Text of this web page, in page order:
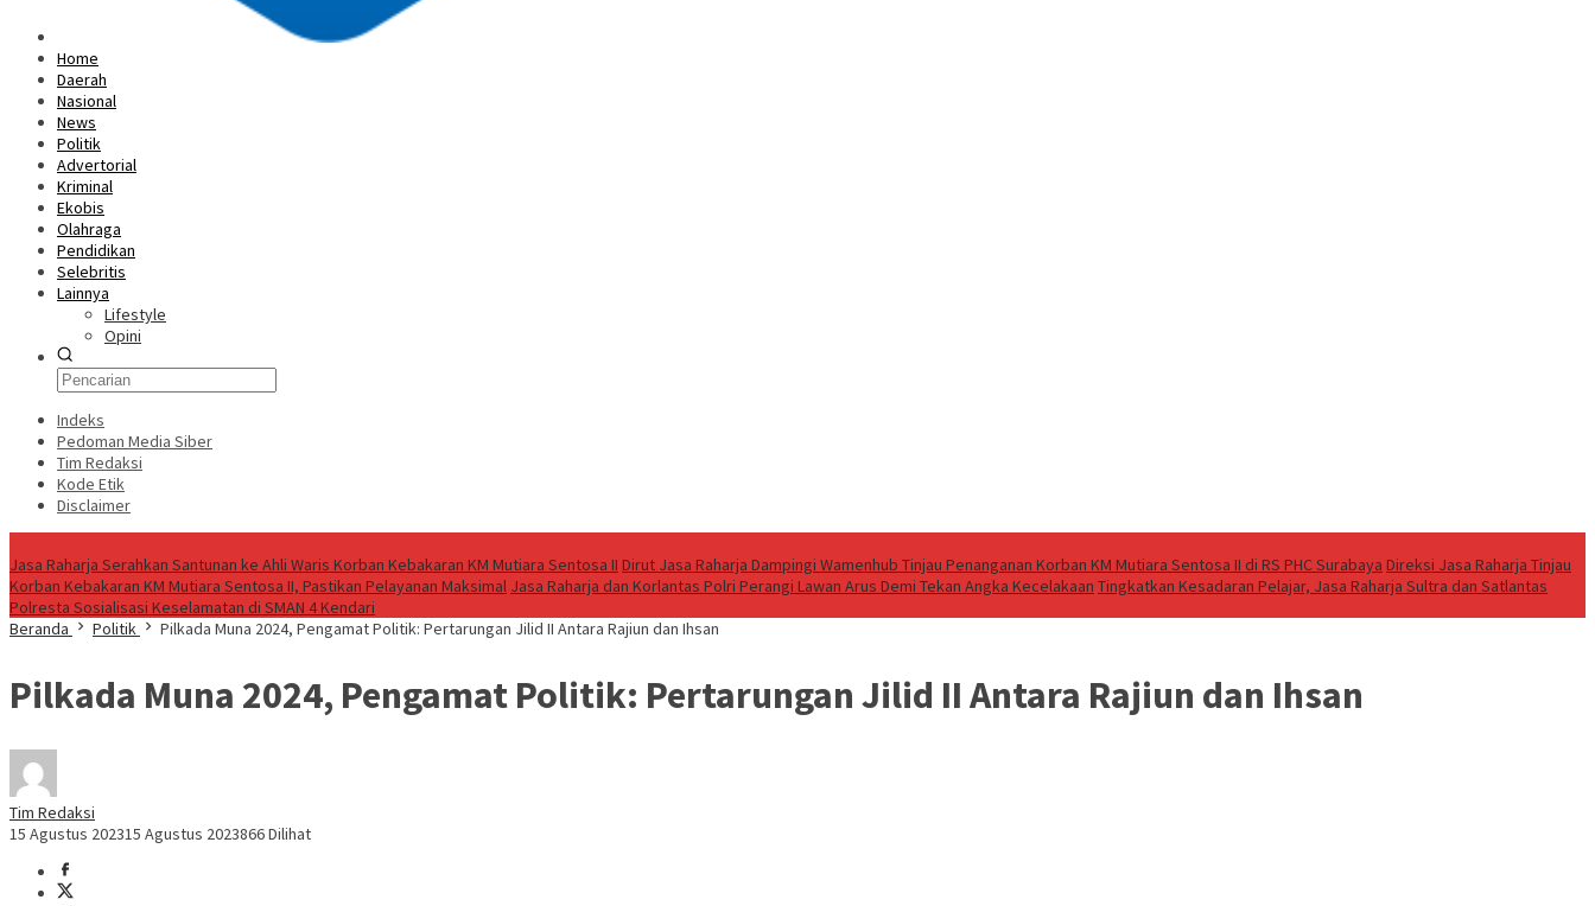
Home
Daerah
Nasional
News
Politik
Advertorial
Kriminal
Ekobis
Olahraga
Pendidikan
Selebritis
Lainnya
Lifestyle
Opini
Indeks
Pedoman Media Siber
Tim Redaksi
Kode Etik
Disclaimer
Jasa Raharja Serahkan Santunan ke Ahli Waris Korban Kebakaran KM Mutiara Sentosa II Dirut Jasa Raharja Dampingi Wamenhub Tinjau Penanganan Korban KM Mutiara Sentosa II di RS PHC Surabaya Direksi Jasa Raharja Tinjau
Korban Kebakaran KM Mutiara Sentosa II, Pastikan Pelayanan Maksimal Jasa Raharja dan Korlantas Polri Perangi Lawan Arus Demi Tekan Angka Kecelakaan Tingkatkan Kesadaran Pelajar, Jasa Raharja Sultra dan Satlantas
Polresta Sosialisasi Keselamatan di SMAN 4 Kendari
Beranda
Politik Pilkada Muna 2024, Pengamat Politik: Pertarungan Jilid II Antara Rajiun dan Ihsan
Pilkada Muna 2024, Pengamat Politik: Pertarungan Jilid II Antara Rajiun dan Ihsan
Tim Redaksi
15 Agustus 202315 Agustus 2023866 Dilihat